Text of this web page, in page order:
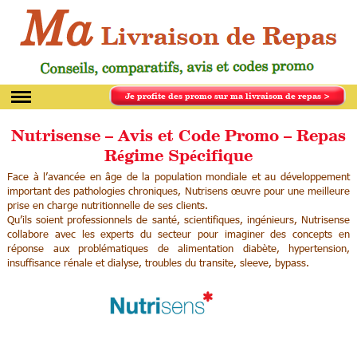
Je profite des promo sur ma livraison de repas >
Nutrisense – Avis et Code Promo – Repas
Régime Spécifique
Face à l’avancée en âge de la population mondiale et au développement
important des pathologies chroniques, Nutrisens œuvre pour une meilleure
prise en charge nutritionnelle de ses clients.
Qu’ils soient professionnels de santé, scientifiques, ingénieurs, Nutrisense
collabore avec les experts du secteur pour imaginer des concepts en
réponse aux problématiques de alimentation diabète, hypertension,
insuffisance rénale et dialyse, troubles du transite, sleeve, bypass.